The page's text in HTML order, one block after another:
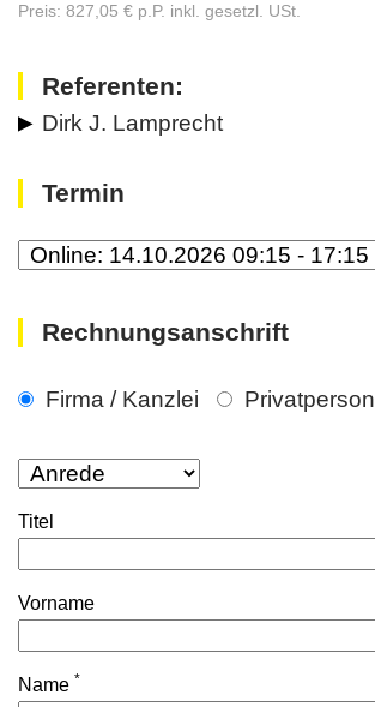
Preis: 827,05 € p.P. inkl. gesetzl. USt.
Referenten:
Dirk J. Lamprecht
Termin
Rechnungsanschrift
Firma / Kanzlei Privatperson
Titel
Vorname
Name *